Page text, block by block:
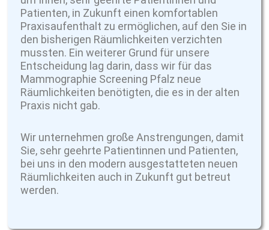
Patienten, in Zukunft einen komfortablen
Praxisaufenthalt zu ermöglichen, auf den Sie in
den bisherigen Räumlichkeiten verzichten
mussten. Ein weiterer Grund für unsere
Entscheidung lag darin, dass wir für das
Mammographie Screening Pfalz neue
Räumlichkeiten benötigten, die es in der alten
Praxis nicht gab.
Wir unternehmen große Anstrengungen, damit
Sie, sehr geehrte Patientinnen und Patienten,
bei uns in den modern ausgestatteten neuen
Räumlichkeiten auch in Zukunft gut betreut
werden.